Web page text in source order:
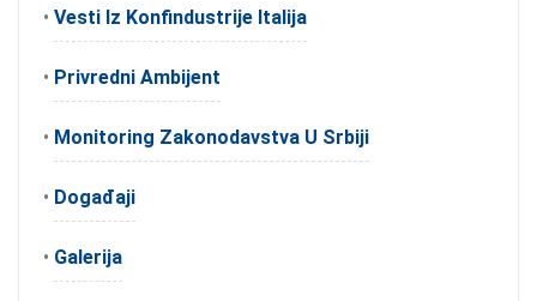
• Vesti Iz Konfindustrije Italija
• Privredni Ambijent
• Monitoring Zakonodavstva U Srbiji
• Događaji
• Galerija